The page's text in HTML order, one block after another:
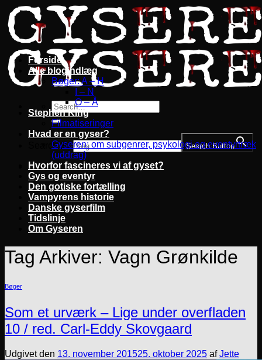
Fortsæt
til
indhold
Search for: Search Button
Forside
Alle blogindlæg
Bøger: A – H
I – N
O – Å
Stephen King
Filmatiseringer
Hvad er en gyser?
Gyseren: om subgenrer, psykologi og eventyrtræk
(uddrag)
Hvorfor fascineres vi af gyset?
Gys og eventyr
Den gotiske fortælling
Vampyrens historie
Danske gyserfilm
Tidslinje
Om Gyseren
Tag Arkiver: Vagn Grønkilde
Bøger
Som et urværk – Lige under overfladen
10 / red. Carl-Eddy Skovgaard
Udgivet den 13. november 201525. oktober 2025 afJette